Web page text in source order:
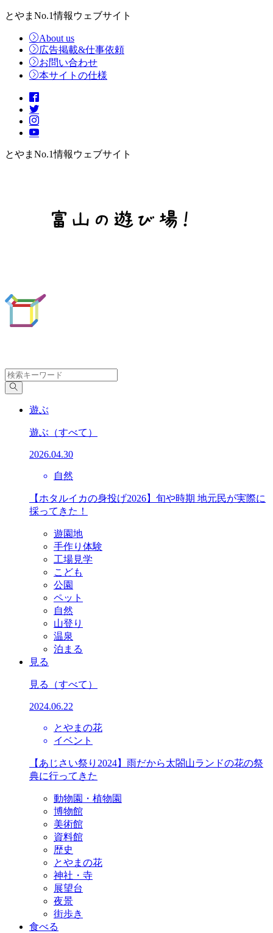
とやまNo.1情報ウェブサイト
About us
広告掲載&仕事依頼
お問い合わせ
本サイトの仕様
とやまNo.1情報ウェブサイト
遊ぶ
遊ぶ （すべて）
2026.04.30
自然
【ホタルイカの身投げ2026】旬や時期 地元民が実際に
採ってきた！
遊園地
手作り体験
工場見学
こども
公園
ペット
自然
山登り
温泉
泊まる
見る
見る （すべて）
2024.06.22
とやまの花
イベント
【あじさい祭り2024】雨だから太閤山ランドの花の祭
典に行ってきた
動物園・植物園
博物館
美術館
資料館
歴史
とやまの花
神社・寺
展望台
夜景
街歩き
食べる